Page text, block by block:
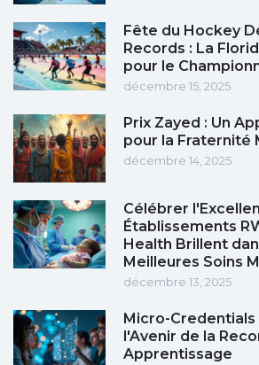
Fête du Hockey
Records : La
pour le
décembre 15, 2025
Prix Zayed : Un
pour la Fraternité
décembre 14, 2025
Célébrer
Établissements
Health Brillent
Meilleures Soins
décembre 13, 2025
Micro-Credentials
l'Avenir de la
Apprentissage